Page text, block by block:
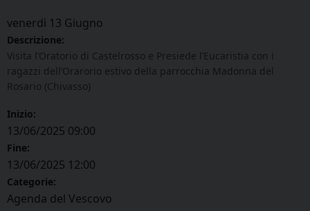
venerdì 13 Giugno
Descrizione:
Visita l’Oratorio di Castelrosso e Presiede l’Eucaristia con i
ragazzi dell’Orarorio estivo della parrocchia Madonna del
Rosario (Chivasso)
Inizio:
13/06/2025 09:00
Fine:
13/06/2025 12:00
Categorie:
Agenda del Vescovo